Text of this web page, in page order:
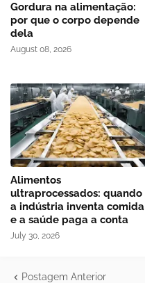
Gordura na alimentação:
por que o corpo depende
dela
August 08, 2026
Alimentos
ultraprocessados: quando
a indústria inventa comida
e a saúde paga a conta
July 30, 2026
Postagem Anterior